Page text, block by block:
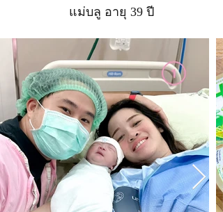
แม่บลู อายุ 39 ปี